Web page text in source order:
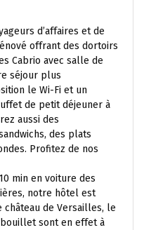
d’affaires et de
offrant des dortoirs
Cabrio avec salle de
séjour plus
le Wi-Fi et un
de petit déjeuner à
aussi des
des plats
Profitez de nos
min en voiture des
notre hôtel est
de Versailles, le
sont en effet à